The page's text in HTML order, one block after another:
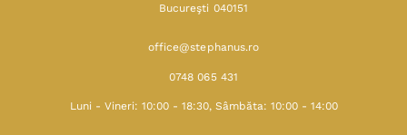
Bucureşti 040151
office@stephanus.ro
0748 065 431
Luni - Vineri: 10:00 - 18:30, Sâmbăta: 10:00 - 14:00